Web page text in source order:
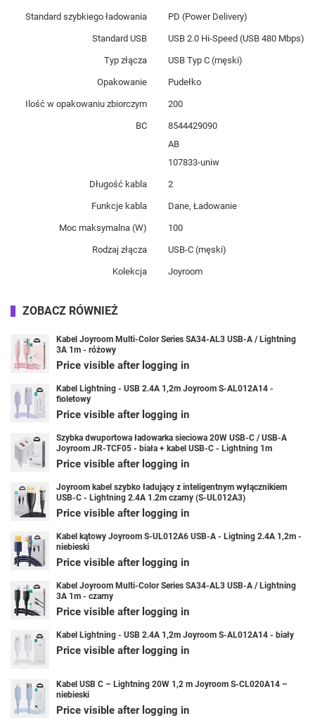
Standard szybkiego ładowania PD (Power Delivery)
Standard USB USB 2.0 Hi-Speed (USB 480 Mbps)
Typ złącza USB Typ C (męski)
Opakowanie Pudełko
Ilość w opakowaniu zbiorczym 200
BC
8544429090
AB
107833-uniw
Długość kabla 2
Funkcje kabla Dane, Ładowanie
Moc maksymalna (W) 100
Rodzaj złącza USB-C (męski)
Kolekcja Joyroom
ZOBACZ RÓWNIEŻ
Kabel Joyroom Multi-Color Series SA34-AL3 USB-A / Lightning
3A 1m - różowy
Price visible after logging in
Kabel Lightning - USB 2.4A 1,2m Joyroom S-AL012A14 -
fioletowy
Price visible after logging in
Szybka dwuportowa ładowarka sieciowa 20W USB-C / USB-A
Joyroom JR-TCF05 - biała + kabel USB-C - Lightning 1m
Price visible after logging in
Joyroom kabel szybko ładujący z inteligentnym wyłącznikiem
USB-C - Lightning 2.4A 1.2m czarny (S-UL012A3)
Price visible after logging in
Kabel kątowy Joyroom S-UL012A6 USB-A - Ligtning 2.4A 1,2m -
niebieski
Price visible after logging in
Kabel Joyroom Multi-Color Series SA34-AL3 USB-A / Lightning
3A 1m - czarny
Price visible after logging in
Kabel Lightning - USB 2.4A 1,2m Joyroom S-AL012A14 - biały
Price visible after logging in
Kabel USB C – Lightning 20W 1,2 m Joyroom S-CL020A14 –
niebieski
Price visible after logging in